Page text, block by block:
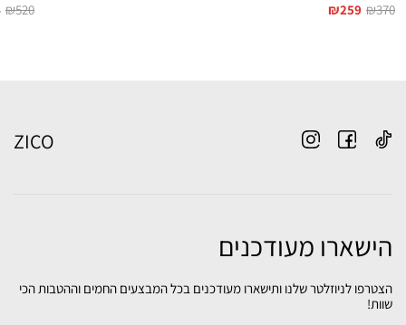
₪370
₪259
₪520
ZICO
הישארו מעודכנים
הצטרפו לניוזלטר שלנו ותישארו מעודכנים בכל המבצעים החמים וההטבות הכי
שוות!